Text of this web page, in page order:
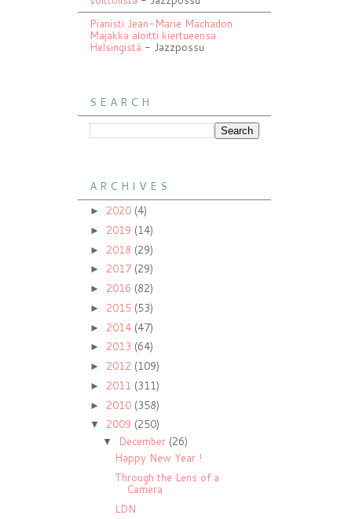
Pianisti Jean-Marie Machadon
Majakka aloitti kiertueensa
Helsingistä - Jazzpossu
S E A R C H
A R C H I V E S
► 2020 (4)
► 2019 (14)
► 2018 (29)
► 2017 (29)
► 2016 (82)
► 2015 (53)
► 2014 (47)
► 2013 (64)
► 2012 (109)
► 2011 (311)
► 2010 (358)
▼ 2009 (250)
▼ December (26)
Happy New Year !
Through the Lens of a
Camera
LDN